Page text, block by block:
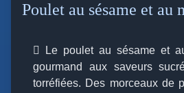
Poulet au sésame et au
Le poulet au sésame et
gourmand aux saveurs
torréfiées. Des morceaux de